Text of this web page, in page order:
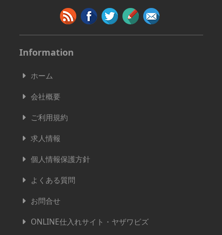
Information
ホーム
会社概要
ご利用規約
求人情報
個人情報保護方針
よくある質問
お問合せ
ONLINE仕入れサイト・ヤザワビズ